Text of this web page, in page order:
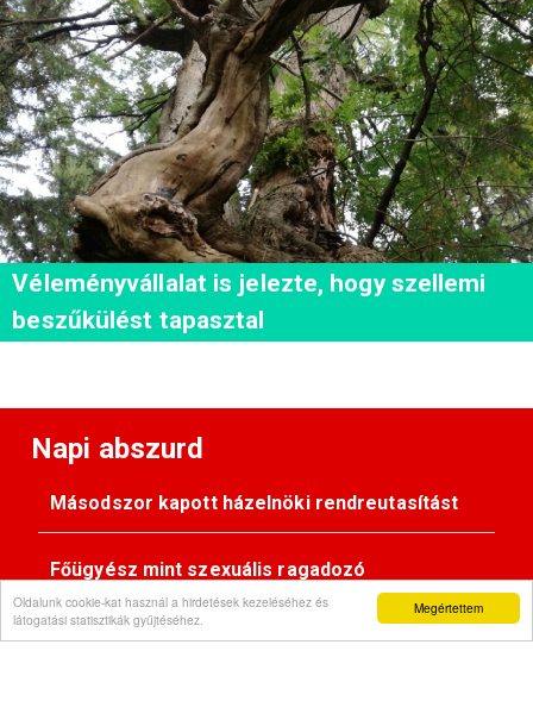
Megértettem
Oldalunk cookie-kat használ a hirdetések kezeléséhez és
látogatási statisztikák gyűjtéséhez.
Véleményvállalat is jelezte, hogy szellemi
beszűkülést tapasztal
Napi abszurd
Másodszor kapott házelnöki rendreutasítást
Főügyész mint szexuális ragadozó
Pimasz önkényúr